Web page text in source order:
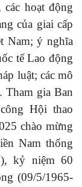
hoạt động
của giai cấp
Nam; ý nghĩa
tế Lao động
luật; các mô
Tham gia Ban
Hội thao
chào mừng
Nam thống
kỷ niệm 60
(09/5/1965-